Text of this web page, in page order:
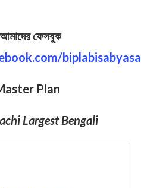
ফেসবুক
Plan
Largest Bengali